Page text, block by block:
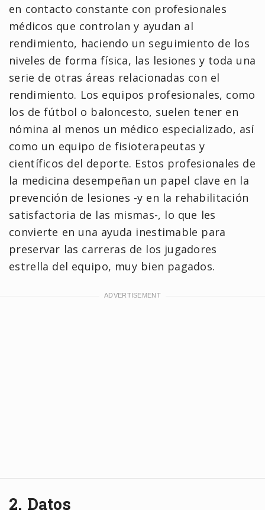
en contacto constante con profesionales
médicos que controlan y ayudan al
rendimiento, haciendo un seguimiento de los
niveles de forma física, las lesiones y toda una
serie de otras áreas relacionadas con el
rendimiento. Los equipos profesionales, como
los de fútbol o baloncesto, suelen tener en
nómina al menos un médico especializado, así
como un equipo de fisioterapeutas y
científicos del deporte. Estos profesionales de
la medicina desempeñan un papel clave en la
prevención de lesiones -y en la rehabilitación
satisfactoria de las mismas-, lo que les
convierte en una ayuda inestimable para
preservar las carreras de los jugadores
estrella del equipo, muy bien pagados.
2. Datos